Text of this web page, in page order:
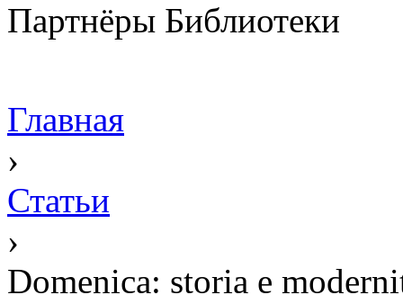
Партнёры Библиотеки
Главная
›
Статьи
›
Domenica: storia e